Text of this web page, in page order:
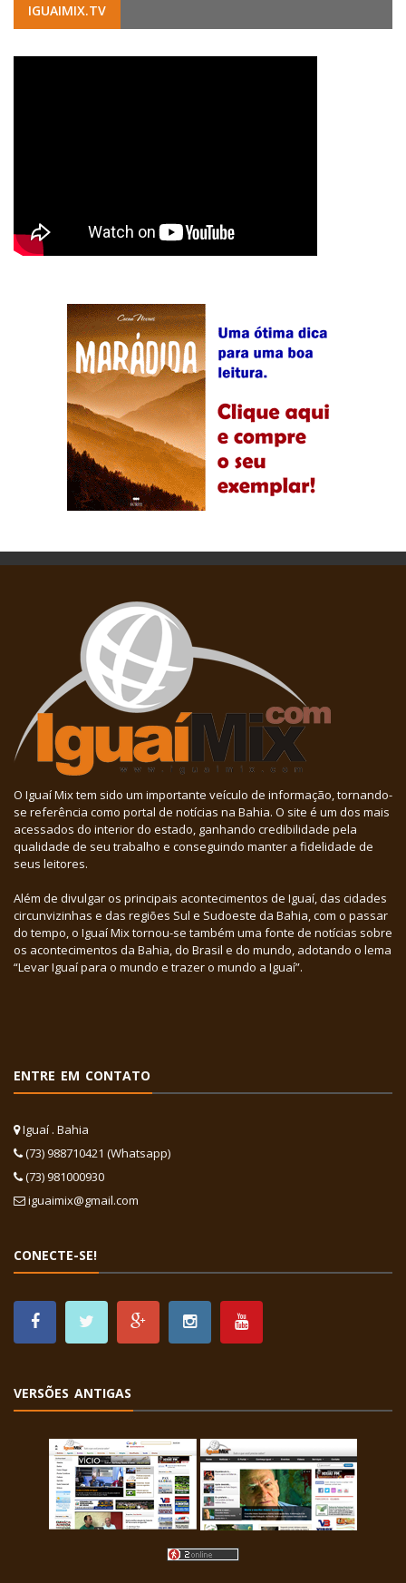
IGUAIMIX.TV
O Iguaí Mix tem sido um importante veículo de informação, tornando-
se referência como portal de notícias na Bahia. O site é um dos mais
acessados do interior do estado, ganhando credibilidade pela
qualidade de seu trabalho e conseguindo manter a fidelidade de
seus leitores.
Além de divulgar os principais acontecimentos de Iguaí, das cidades
circunvizinhas e das regiões Sul e Sudoeste da Bahia, com o passar
do tempo, o Iguaí Mix tornou-se também uma fonte de notícias sobre
os acontecimentos da Bahia, do Brasil e do mundo, adotando o lema
“Levar Iguaí para o mundo e trazer o mundo a Iguaí”.
ENTRE EM CONTATO
Iguaí . Bahia
(73) 988710421 (Whatsapp)
(73) 981000930
iguaimix@gmail.com
CONECTE-SE!
VERSÕES ANTIGAS